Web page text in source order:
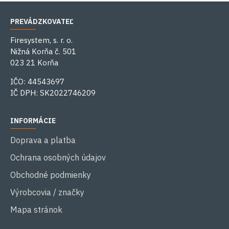
PREVÁDZKOVATEĽ
Firesystem, s. r. o.
Nižná Korňa č. 501
023 21 Korňa
IČO: 44543697
IČ DPH: SK2022746209
INFORMÁCIE
Doprava a platba
Ochrana osobných údajov
Obchodné podmienky
Výrobcovia / značky
Mapa stránok